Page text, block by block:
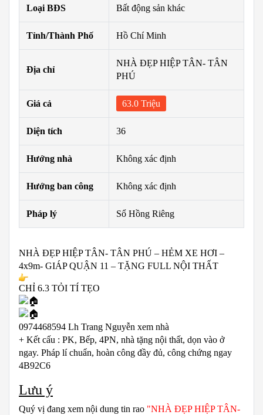
Loại BĐS Bất động sản khác
Tỉnh/Thành Phố Hồ Chí Minh
Địa chỉ
NHÀ ĐẸP HIỆP TÂN- TÂN
PHÚ
Giá cả 63.0 Triệu
Diện tích 36
Hướng nhà Không xác định
Hướng ban công Không xác định
Pháp lý Sổ Hồng Riêng
NHÀ ĐẸP HIỆP TÂN- TÂN PHÚ – HẺM XE HƠI –
4x9m- GIÁP QUẬN 11 – TẶNG FULL NỘI THẤT
CHỈ 6.3 TỎI TÍ TẸO
0974468594 Lh Trang Nguyễn xem nhà
+ Kết cấu : PK, Bếp, 4PN, nhà tặng nội thất, dọn vào ở
ngay. Pháp lí chuẩn, hoàn công đầy đủ, công chứng ngay
4B92C6
Lưu ý
Quý vị đang xem nội dung tin rao "NHÀ ĐẸP HIỆP TÂN-